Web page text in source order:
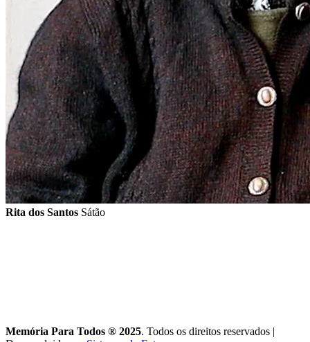
Rita dos Santos Sátão
Memória Para Todos ® 2025. Todos os direitos reservados |